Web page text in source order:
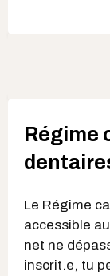
Régime
Le Régime
accessible
net ne
inscrit.e, tu